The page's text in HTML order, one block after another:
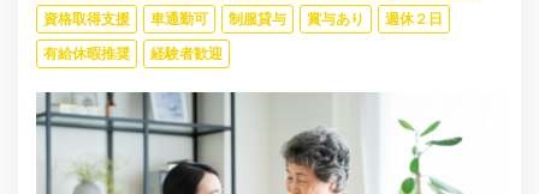
資格取得支援 車通勤可 制服貸与 賞与あり 週休２日
有給休暇推奨 経験者歓迎